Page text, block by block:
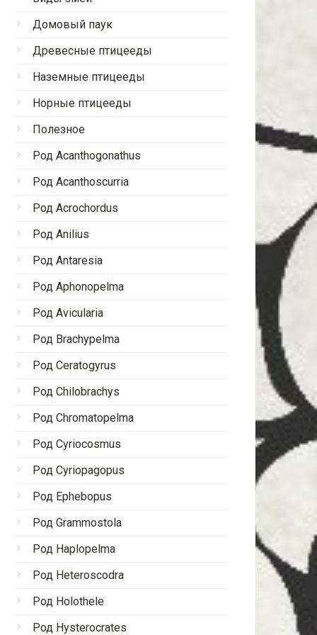
Домовый паук
Древесные птицееды
Наземные птицееды
Норные птицееды
Полезное
Род Acanthogonathus
Род Acanthoscurria
Род Acrochordus
Род Anilius
Род Antaresia
Род Aphonopelma
Род Avicularia
Род Brachypelma
Род Ceratogyrus
Род Chilobrachys
Род Chromatopelma
Род Cyriocosmus
Род Cyriopagopus
Род Ephebopus
Род Grammostola
Род Haplopelma
Род Heteroscodra
Род Holothele
Род Hysterocrates